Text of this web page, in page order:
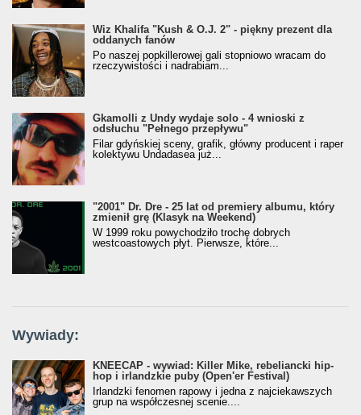
Wiz Khalifa "Kush & O.J. 2" - piękny prezent dla
oddanych fanów
Po naszej popkillerowej gali stopniowo wracam do
rzeczywistości i nadrabiam...
Gkamolli z Undy wydaje solo - 4 wnioski z
odsłuchu "Pełnego przepływu"
Filar gdyńskiej sceny, grafik, główny producent i raper
kolektywu Undadasea już...
"2001" Dr. Dre - 25 lat od premiery albumu, który
zmienił grę (Klasyk na Weekend)
W 1999 roku powychodziło trochę dobrych
westcoastowych płyt. Pierwsze, które...
Wywiady:
KNEECAP - wywiad: Killer Mike, rebeliancki hip-
hop i irlandzkie puby (Open'er Festival)
Irlandzki fenomen rapowy i jedna z najciekawszych
grup na współczesnej scenie....